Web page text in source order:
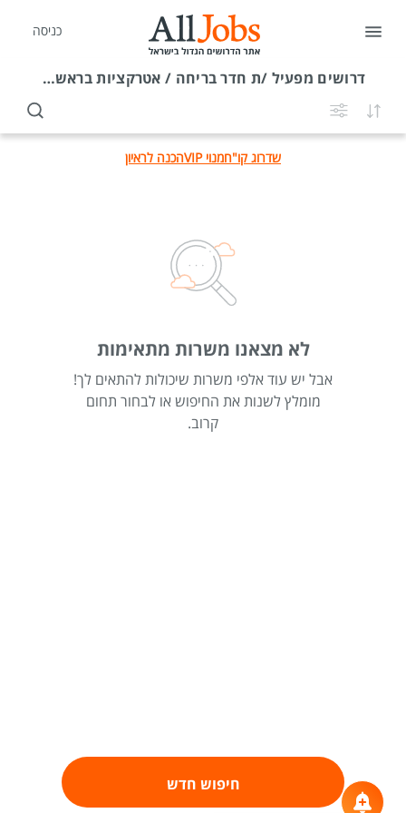
כניסה
דרושים מפעיל /ת חדר בריחה / אטרקציות בראש העין
שדרוג קו"חמנוי VIP הכנה לראיון
לא מצאנו משרות מתאימות
אבל יש עוד אלפי משרות שיכולות להתאים לך!
מומלץ לשנות את החיפוש או לבחור תחום
קרוב.
חיפוש חדש